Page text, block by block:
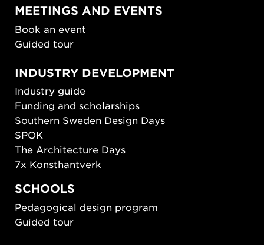
MEETINGS AND EVENTS
Book an event
Guided tour
INDUSTRY DEVELOPMENT
Industry guide
Funding and scholarships
Southern Sweden Design Days
SPOK
The Architecture Days
7x Konsthantverk
SCHOOLS
Pedagogical design program
Guided tour